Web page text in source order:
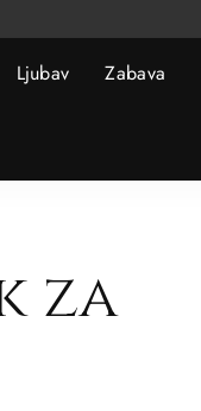
Ljubav Zabava
za